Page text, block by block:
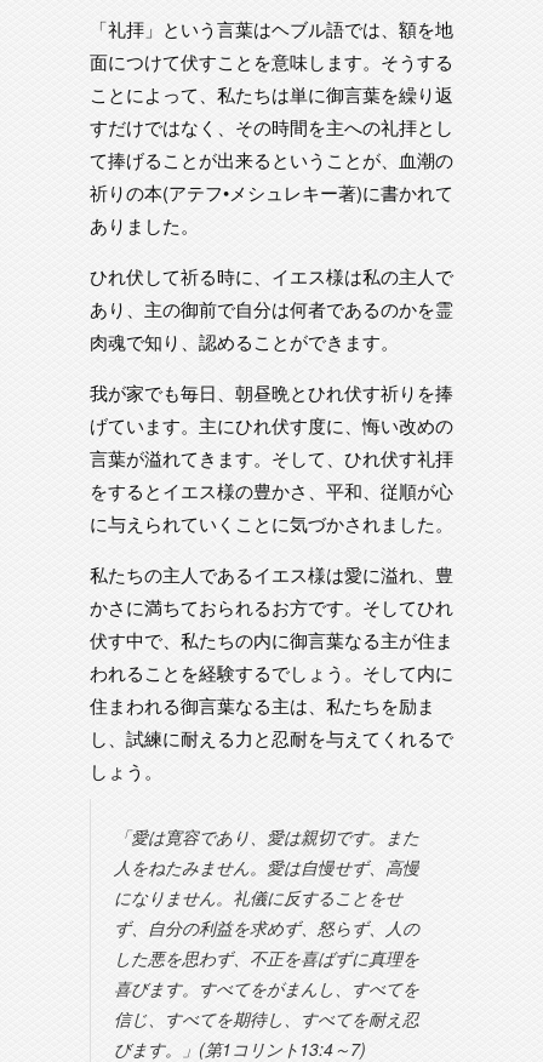
「礼拝」という言葉はヘブル語では、額を地
面につけて伏すことを意味します。そうする
ことによって、私たちは単に御言葉を繰り返
すだけではなく、その時間を主への礼拝とし
て捧げることが出来るということが、血潮の
祈りの本(アテフ•メシュレキー著)に書かれて
ありました。
ひれ伏して祈る時に、イエス様は私の主人で
あり、主の御前で自分は何者であるのかを霊
肉魂で知り、認めることができます。
我が家でも毎日、朝昼晩とひれ伏す祈りを捧
げています。主にひれ伏す度に、悔い改めの
言葉が溢れてきます。そして、ひれ伏す礼拝
をするとイエス様の豊かさ、平和、従順が心
に与えられていくことに気づかされました。
私たちの主人であるイエス様は愛に溢れ、豊
かさに満ちておられるお方です。そしてひれ
伏す中で、私たちの内に御言葉なる主が住ま
われることを経験するでしょう。そして内に
住まわれる御言葉なる主は、私たちを励ま
し、試練に耐える力と忍耐を与えてくれるで
しょう。
「愛は寛容であり、愛は親切です。また
人をねたみません。愛は自慢せず、高慢
になりません。礼儀に反することをせ
ず、自分の利益を求めず、怒らず、人の
した悪を思わず、不正を喜ばずに真理を
喜びます。すべてをがまんし、すべてを
信じ、すべてを期待し、すべてを耐え忍
びます。」(第1コリント13:4～7)